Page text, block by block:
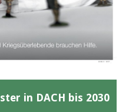
in DACH bis 2030